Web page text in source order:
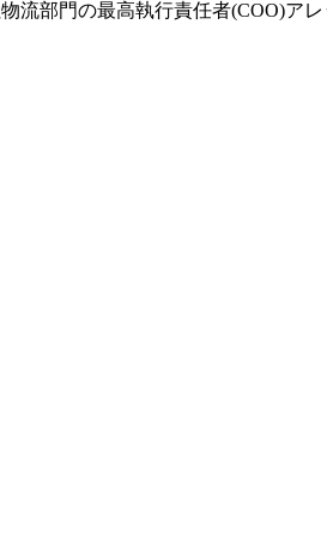
流部門の最高執行責任者(COO)ア